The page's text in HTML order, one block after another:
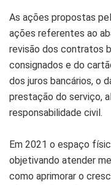
As ações propostas
ações referentes ao
revisão dos contratos
consignados e do
dos juros bancários, o
prestação do serviço,
responsabilidade civil.
Em 2021 o espaço
objetivando atender
como aprimorar o